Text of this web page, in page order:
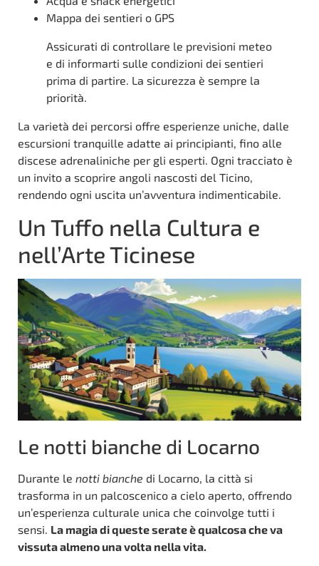
Mappa dei sentieri o GPS
Assicurati di controllare le previsioni meteo
e di informarti sulle condizioni dei sentieri
prima di partire. La sicurezza è sempre la
priorità.
La varietà dei percorsi offre esperienze uniche, dalle
escursioni tranquille adatte ai principianti, fino alle
discese adrenaliniche per gli esperti. Ogni tracciato è
un invito a scoprire angoli nascosti del Ticino,
rendendo ogni uscita un’avventura indimenticabile.
Un Tuffo nella Cultura e
nell’Arte Ticinese
Le notti bianche di Locarno
Durante le notti bianche di Locarno, la città si
trasforma in un palcoscenico a cielo aperto, offrendo
un’esperienza culturale unica che coinvolge tutti i
sensi. La magia di queste serate è qualcosa che va
vissuta almeno una volta nella vita.